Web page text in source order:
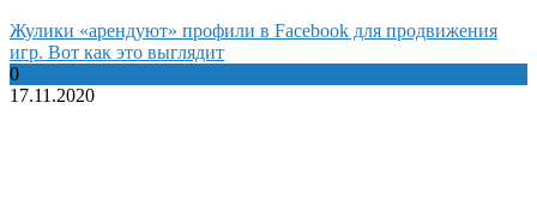
Жулики «арендуют» профили в Facebook для продвижения
игр. Вот как это выглядит
0
17.11.2020